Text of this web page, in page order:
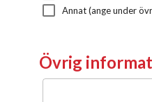
Annat (ange under
Övrig